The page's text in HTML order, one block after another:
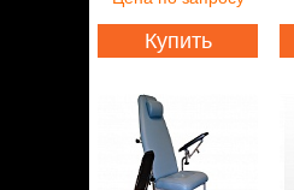
Статьи
Контакты
Купить